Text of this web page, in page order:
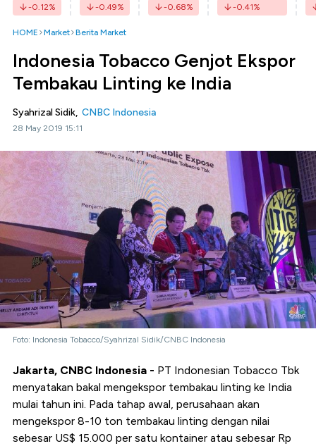
-0.12% -0.49% -0.68% -0.41%
HOME Market Berita Market
Indonesia Tobacco Genjot Ekspor
Tembakau Linting ke India
Syahrizal Sidik, CNBC Indonesia
28 May 2019 15:11
Foto: Indonesia Tobacco/Syahrizal Sidik/CNBC Indonesia
Jakarta, CNBC Indonesia - PT Indonesian Tobacco Tbk
menyatakan bakal mengekspor tembakau linting ke India
mulai tahun ini. Pada tahap awal, perusahaan akan
mengekspor 8-10 ton tembakau linting dengan nilai
sebesar US$ 15.000 per satu kontainer atau sebesar Rp